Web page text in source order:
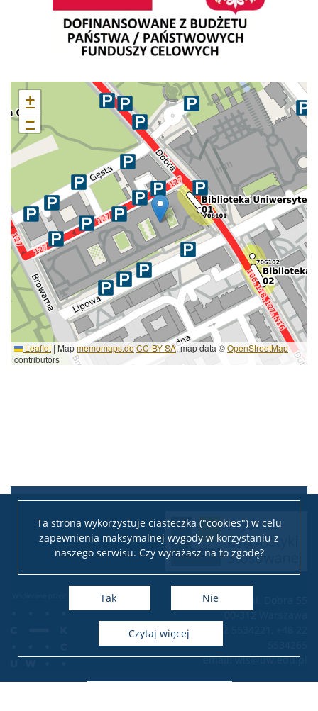
Ta strona wykorzystuje ciasteczka ("cookies") w celu
zapewnienia maksymalnej wygody w korzystaniu z
naszego serwisu. Czy wyrażasz na to zgodę?
Tak Nie
czytaj więcej
+
−
Leaflet | Mapmemomaps.de CC-BY-SA, map data ©OpenStreetMap
contributors
00-312 Warszawa
tel.: +48 22 5534221, +48 22
email: wls@uw.edu.pl